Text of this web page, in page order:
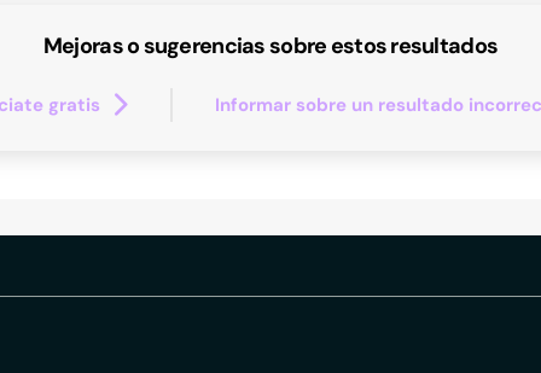
Mejoras o sugerencias sobre estos resultados
gratis Informar sobre un resultado